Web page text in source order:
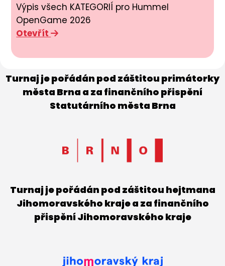
Výpis všech KATEGORIÍ pro Hummel
OpenGame 2026
Otevřít
Turnaj je pořádán pod záštitou primátorky
města Brna a za finančního přispění
Statutárního města Brna
Turnaj je pořádán pod záštitou hejtmana
Jihomoravského kraje a za finančního
přispění Jihomoravského kraje